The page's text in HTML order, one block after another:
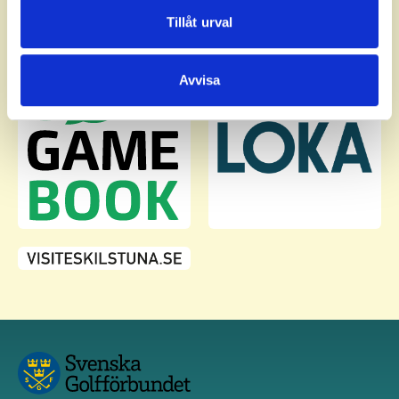
Dessa kan i sin tur kombinera informationen med annan
Tillåt urval
Avvisa